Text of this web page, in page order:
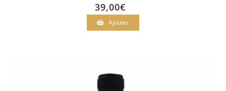
39,00€
Ajouter